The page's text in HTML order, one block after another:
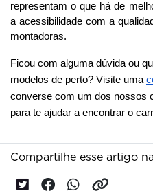
representam o que há de
a acessibilidade com a
montadoras.
Ficou com alguma dúvida ou
modelos de perto? Visite uma
converse com um dos nossos
para te ajudar a encontrar o
Compartilhe esse artigo